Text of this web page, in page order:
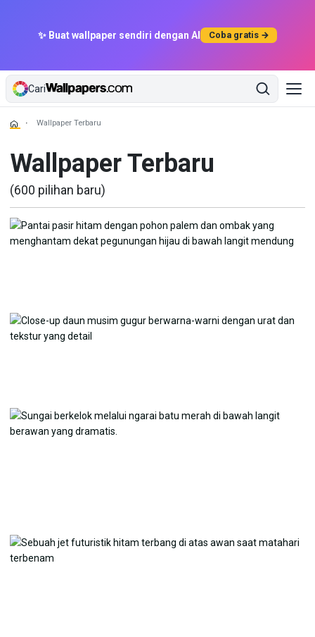
✨ Buat wallpaper sendiri dengan AI Coba gratis →
Cari
Wallpaper Terbaru
Wallpaper Terbaru
(600 pilihan baru)